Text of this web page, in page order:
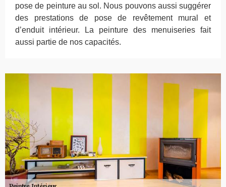
pose de peinture au sol. Nous pouvons aussi suggérer
des prestations de pose de revêtement mural et
d’enduit intérieur. La peinture des menuiseries fait
aussi partie de nos capacités.